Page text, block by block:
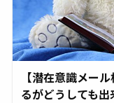
【潜在意識メー
るがどうしても